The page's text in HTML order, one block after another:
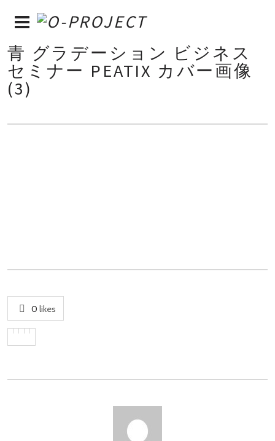
青 グラデーション ビジネス
セミナー PEATIX カバー画像
(3)
0 likes